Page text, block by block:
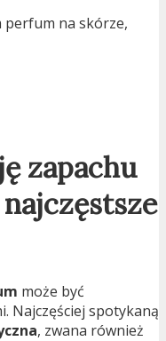
perfum na skórze,
zapachu
może być
Najczęściej spotykaną
, zwana również